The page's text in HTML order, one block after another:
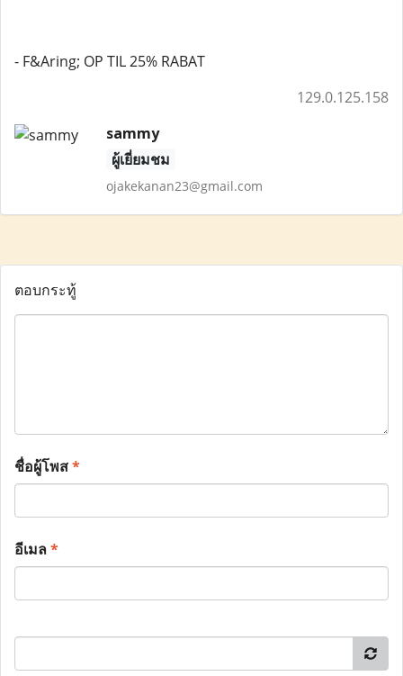
- F&Aring; OP TIL 25% RABAT
129.0.125.158
sammy
ผู้เยี่ยมชม
ojakekanan23@gmail.com
ตอบกระทู้
ชื่อผู้โพส*
อีเมล*